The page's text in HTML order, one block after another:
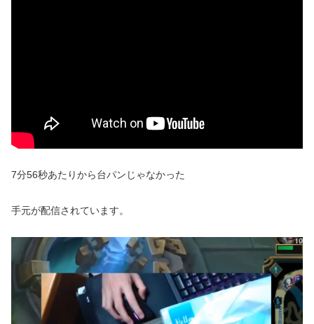
7分56秒あたりから台パンじゃなかった
手元が配信されています。